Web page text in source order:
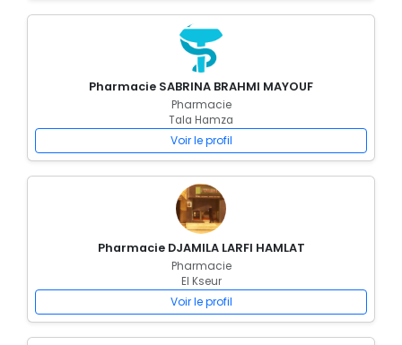
Pharmacie SABRINA BRAHMI MAYOUF
Pharmacie
Tala Hamza
Voir le profil
Pharmacie DJAMILA LARFI HAMLAT
Pharmacie
El Kseur
Voir le profil